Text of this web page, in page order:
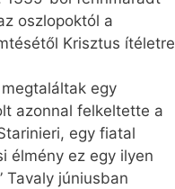
oszlopoktól a
Krisztus ítéletre
egy
azonnal felkeltette a
egy fiatal
élmény ez egy ilyen
Tavaly júniusban